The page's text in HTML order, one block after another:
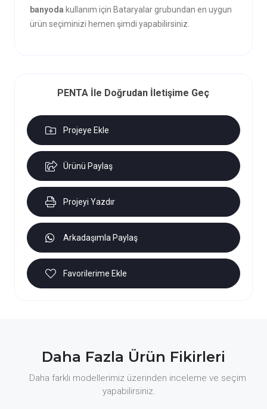
banyoda kullanım için Bataryalar grubundan en uygun
ürün seçiminizi hemen şimdi yapabilirsiniz.
PENTA İle Doğrudan İletişime Geç
Projeye Ekle
Ürünü Paylaş
Projeyi Yazdır
Arkadaşımla Paylaş
Favorilerime Ekle
Daha Fazla Ürün Fikirleri
Daha farklı modellerimiz üzerinden inceleme ve seçim
yapabilirsiniz.